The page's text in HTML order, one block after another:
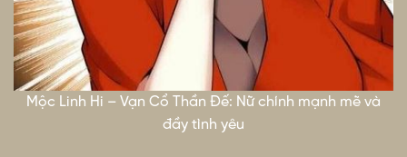
Mộc Linh Hi – Vạn Cổ Thần Đế: Nữ chính mạnh mẽ và
đầy tình yêu